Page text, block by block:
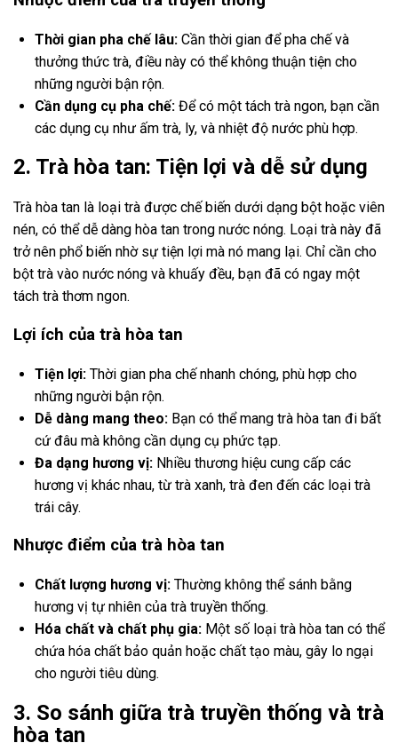
Thời gian pha chế lâu: Cần thời gian để pha chế và
thưởng thức trà, điều này có thể không thuận tiện cho
những người bận rộn.
Cần dụng cụ pha chế: Để có một tách trà ngon, bạn cần
các dụng cụ như ấm trà, ly, và nhiệt độ nước phù hợp.
2. Trà hòa tan: Tiện lợi và dễ sử dụng
Trà hòa tan là loại trà được chế biến dưới dạng bột hoặc viên
nén, có thể dễ dàng hòa tan trong nước nóng. Loại trà này đã
trở nên phổ biến nhờ sự tiện lợi mà nó mang lại. Chỉ cần cho
bột trà vào nước nóng và khuấy đều, bạn đã có ngay một
tách trà thơm ngon.
Lợi ích của trà hòa tan
Tiện lợi: Thời gian pha chế nhanh chóng, phù hợp cho
những người bận rộn.
Dễ dàng mang theo: Bạn có thể mang trà hòa tan đi bất
cứ đâu mà không cần dụng cụ phức tạp.
Đa dạng hương vị: Nhiều thương hiệu cung cấp các
hương vị khác nhau, từ trà xanh, trà đen đến các loại trà
trái cây.
Nhược điểm của trà hòa tan
Chất lượng hương vị: Thường không thể sánh bằng
hương vị tự nhiên của trà truyền thống.
Hóa chất và chất phụ gia: Một số loại trà hòa tan có thể
chứa hóa chất bảo quản hoặc chất tạo màu, gây lo ngại
cho người tiêu dùng.
3. So sánh giữa trà truyền thống và trà
hòa tan